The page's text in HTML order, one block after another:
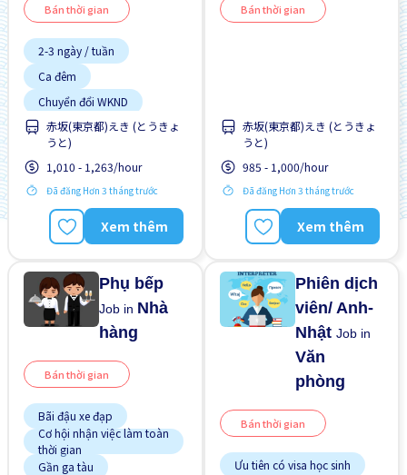
Bán thời gian
2-3 ngày / tuần
Ca đêm
Chuyển đổi WKND
Gần ga tàu
Giao dịch đã thanh toán
Ít hơn theo thời gian
Lao động người nước
ngoài
赤坂(東京都)えき (とうきょ
うと)
1,010 - 1,263/hour
Đã đăng Hơn 3 tháng trước
Xem thêm
Bán thời gian
赤坂(東京都)えき (とうきょ
うと)
985 - 1,000/hour
Đã đăng Hơn 3 tháng trước
Xem thêm
Phụ bếp
Job in Nhà
hàng
Bán thời gian
Bãi đậu xe đạp
Cơ hội nhận việc làm toàn
thời gian
Gần ga tàu
Phiên dịch
viên/ Anh-
NhậtJob in
Văn
phòng
Bán thời gian
Ưu tiên có visa học sinh